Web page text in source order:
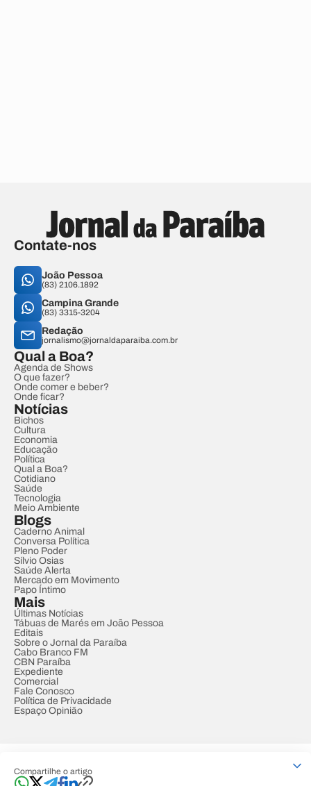
Compartilhe o artigo
Contate-nos
João Pessoa
(83) 2106.1892
Campina Grande
(83) 3315-3204
Redação
jornalismo@jornaldaparaiba.com.br
Qual a Boa?
Agenda de Shows
O que fazer?
Onde comer e beber?
Onde ficar?
Notícias
Bichos
Cultura
Economia
Educação
Política
Qual a Boa?
Cotidiano
Saúde
Tecnologia
Meio Ambiente
Blogs
Caderno Animal
Conversa Política
Pleno Poder
Sílvio Osias
Saúde Alerta
Mercado em Movimento
Papo Íntimo
Mais
Últimas Notícias
Tábuas de Marés em João Pessoa
Editais
Sobre o Jornal da Paraíba
Cabo Branco FM
CBN Paraíba
Expediente
Comercial
Fale Conosco
Política de Privacidade
Espaço Opinião